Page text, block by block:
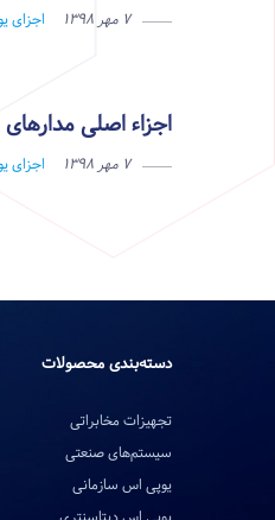
۷ مهر ۱۳۹۸ اجزای
اجزاء اصلی
۷ مهر ۱۳۹۸ اجزای
دسته‌بندی محصولات
تجهیزات مخابراتی
سیستم‌های صنعتی
یوپی اس سازمانی